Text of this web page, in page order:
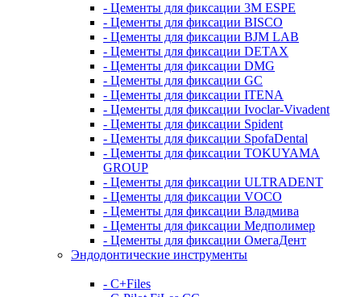
- Цементы для фиксации 3M ESPE
- Цементы для фиксации BISCO
- Цементы для фиксации BJM LAB
- Цементы для фиксации DETAX
- Цементы для фиксации DMG
- Цементы для фиксации GC
- Цементы для фиксации ITENA
- Цементы для фиксации Ivoclar-Vivadent
- Цементы для фиксации Spident
- Цементы для фиксации SpofaDental
- Цементы для фиксации TOKUYAMA
GROUP
- Цементы для фиксации ULTRADENT
- Цементы для фиксации VOCO
- Цементы для фиксации Владмива
- Цементы для фиксации Медполимер
- Цементы для фиксации ОмегаДент
Эндодонтические инструменты
- C+Files